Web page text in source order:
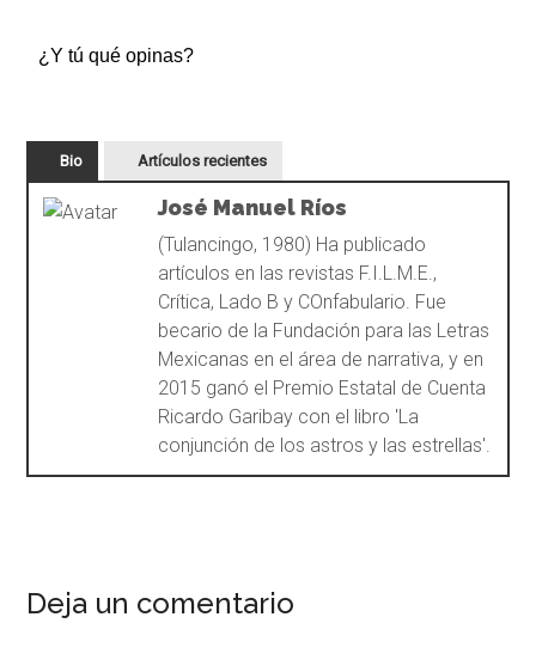
¿Y tú qué opinas?
Bio Artículos recientes
José Manuel Ríos
(Tulancingo, 1980) Ha publicado
artículos en las revistas F.I.L.M.E.,
Crítica, Lado B y COnfabulario. Fue
becario de la Fundación para las Letras
Mexicanas en el área de narrativa, y en
2015 ganó el Premio Estatal de Cuenta
Ricardo Garibay con el libro 'La
conjunción de los astros y las estrellas'.
Deja un comentario